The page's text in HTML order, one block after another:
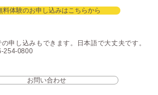
料体験のお申し込みはこちらから
の申し込みもできます。日本語で大丈夫です。
254-0800
お問い合わせ